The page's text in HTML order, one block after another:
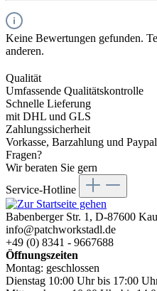
Keine Bewertungen gefunden.
anderen.
Qualität
Umfassende Qualitätskontrolle
Schnelle Lieferung
mit DHL und GLS
Zahlungssicherheit
Vorkasse, Barzahlung und Paypal
Fragen?
Wir beraten Sie gern
Service-Hotline
Babenberger Str. 1, D-87600
info@patchworkstadl.de
+49 (0) 8341 - 9667688
Öffnungszeiten
Montag: geschlossen
Dienstag 10:00 Uhr bis 17:00